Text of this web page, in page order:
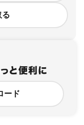
る
ード